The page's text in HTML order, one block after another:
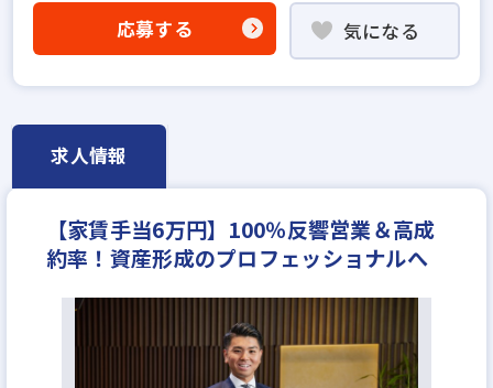
業界未経験歓迎
既卒・第2新卒歓迎
歩合給
成果給が充実
平均年齢20代
年間休日120日以上
応募する 気になる
求人情報
【家賃手当6万円】100％反響営業＆高成
約率！資産形成のプロフェッショナルへ